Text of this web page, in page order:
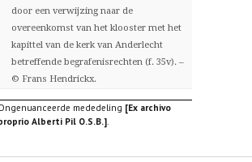
door een verwijzing naar de
overeenkomst van het klooster met het
kapittel van de kerk van Anderlecht
betreffende begrafenisrechten (f. 35v). –
© Frans Hendrickx.
mededeling [Ex archivo
Alberti Pil O.S.B.].